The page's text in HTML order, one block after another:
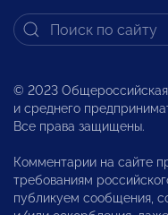
© 2023 Общероссийская
и среднего
Все права защищены.
Комментарии на сайте
требованиям
публикуем сообщения,